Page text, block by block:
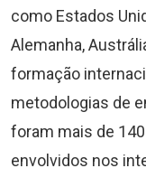
como Estados
Alemanha,
formação
metodologias de
foram mais de
envolvidos nos